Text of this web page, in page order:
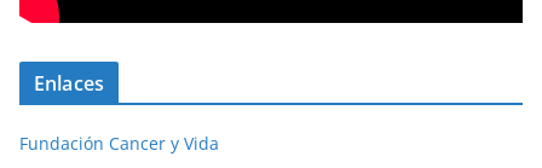
Enlaces
Fundación Cancer y Vida